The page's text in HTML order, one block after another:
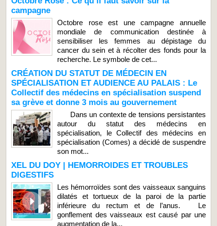
campagne
Octobre rose est une campagne annuelle
mondiale de communication destinée à
sensibiliser les femmes au dépistage du
cancer du sein et à récolter des fonds pour la
recherche. Le symbole de cet...
CRÉATION DU STATUT DE MÉDECIN EN
SPÉCIALISATION ET AUDIENCE AU PALAIS : Le
Collectif des médecins en spécialisation suspend
sa grève et donne 3 mois au gouvernement
Dans un contexte de tensions persistantes
autour du statut des médecins en
spécialisation, le Collectif des médecins en
spécialisation (Comes) a décidé de suspendre
son mot...
XEL DU DOY | HEMORROIDES ET TROUBLES
DIGESTIFS
Les hémorroïdes sont des vaisseaux sanguins
dilatés et tortueux de la paroi de la partie
inférieure du rectum et de l’anus. Le
gonflement des vaisseaux est causé par une
augmentation de la...